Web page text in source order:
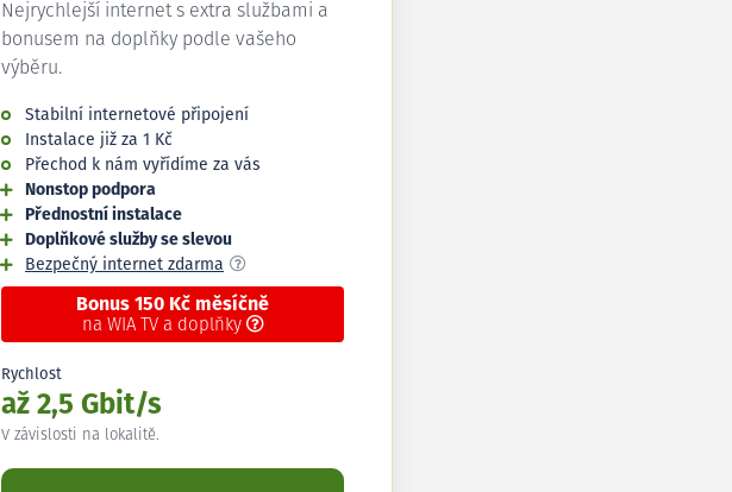
Nejrychlejší internet s extra službami a
bonusem na doplňky podle vašeho
výběru.
Stabilní internetové připojení
Instalace již za 1 Kč
Přechod k nám vyřídíme za vás
Nonstop podpora
Přednostní instalace
Doplňkové služby se slevou
Bezpečný internet zdarma
Bonus 150 Kč měsíčně
na WIA TV a doplňky
Rychlost
až 2,5 Gbit/s
V závislosti na lokalitě.